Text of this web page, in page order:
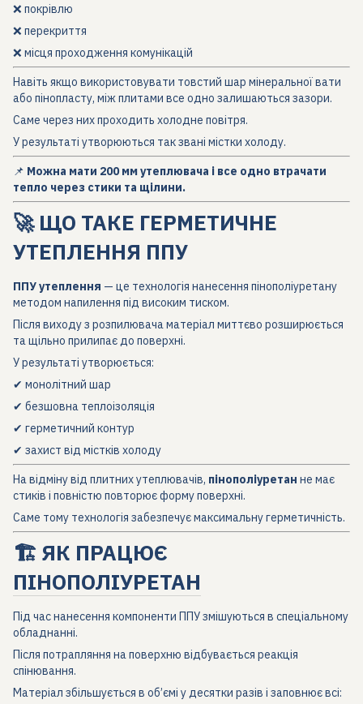
❌ покрівлю
❌ перекриття
❌ місця проходження комунікацій
Навіть якщо використовувати товстий шар мінеральної вати
або пінопласту, між плитами все одно залишаються зазори.
Саме через них проходить холодне повітря.
У результаті утворюються так звані містки холоду.
📌 Можна мати 200 мм утеплювача і все одно втрачати
тепло через стики та щілини.
🚀 ЩО ТАКЕ ГЕРМЕТИЧНЕ
УТЕПЛЕННЯ ППУ
ППУ утеплення — це технологія нанесення пінополіуретану
методом напилення під високим тиском.
Після виходу з розпилювача матеріал миттєво розширюється
та щільно прилипає до поверхні.
У результаті утворюється:
✔ монолітний шар
✔ безшовна теплоізоляція
✔ герметичний контур
✔ захист від містків холоду
На відміну від плитних утеплювачів, пінополіуретан не має
стиків і повністю повторює форму поверхні.
Саме тому технологія забезпечує максимальну герметичність.
🏗️ ЯК ПРАЦЮЄ
ПІНОПОЛІУРЕТАН
Під час нанесення компоненти ППУ змішуються в спеціальному
обладнанні.
Після потрапляння на поверхню відбувається реакція
спінювання.
Матеріал збільшується в об’ємі у десятки разів і заповнює всі: